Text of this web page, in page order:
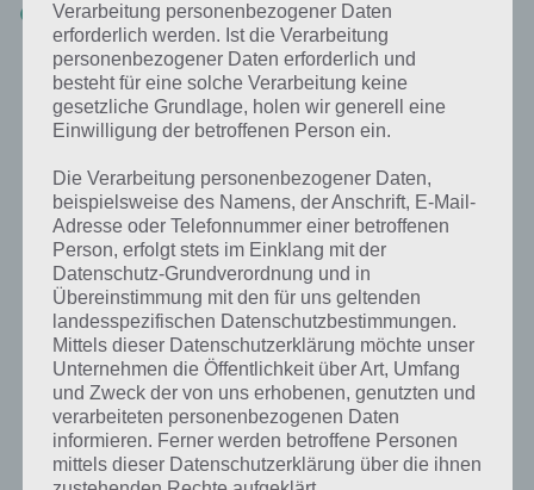
4 taktische Ausrüstung (besser SWAT-Ausrüstung)
PS: Umso mehr Fernkampfwaffen du einsetzt, desto weniger
Nahkampfwaffen, Nahrung und Ausrüstung bentöigst du!
Plan der Räume in Ebene 4 für Last Day On
Earth – Normaler und Hardcore Modus
Nachfolgend findest du die Pläne der Räume zu Ebene 4. Die Karte
wurde erstellt von Doomeris und zeigt euch, wo sich welche Beißer
aufhalten und wieviele. Auch seht ihr die Position der
Geschütztürme. Entsprechend benötigt ihr dieses mal etliche
Fernkampfwaffen. Einigen Geschütztürmen könnt ihr aber auch aus
dem Weg gehen.
Verarbeitung personenbezogener Daten
erforderlich werden. Ist die Verarbeitung
personenbezogener Daten erforderlich und
besteht für eine solche Verarbeitung keine
gesetzliche Grundlage, holen wir generell eine
Einwilligung der betroffenen Person ein.
Die Verarbeitung personenbezogener Daten,
beispielsweise des Namens, der Anschrift, E-Mail-
Adresse oder Telefonnummer einer betroffenen
Person, erfolgt stets im Einklang mit der
Datenschutz-Grundverordnung und in
Übereinstimmung mit den für uns geltenden
landesspezifischen Datenschutzbestimmungen.
Mittels dieser Datenschutzerklärung möchte unser
Unternehmen die Öffentlichkeit über Art, Umfang
und Zweck der von uns erhobenen, genutzten und
verarbeiteten personenbezogenen Daten
informieren. Ferner werden betroffene Personen
mittels dieser Datenschutzerklärung über die ihnen